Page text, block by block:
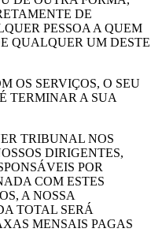
DE
PESSOA A QUEM
QUALQUER UM
OS SERVIÇOS, O SEU
TERMINAR A SUA
TRIBUNAL NOS
DIRIGENTES,
POR
COM ESTES
A NOSSA
TOTAL SERÁ
MENSAIS PAGAS